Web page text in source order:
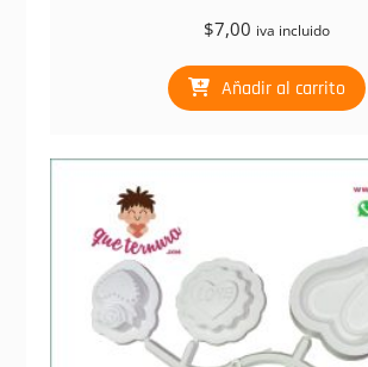
$7,00 iva incluido
Añadir al carrito